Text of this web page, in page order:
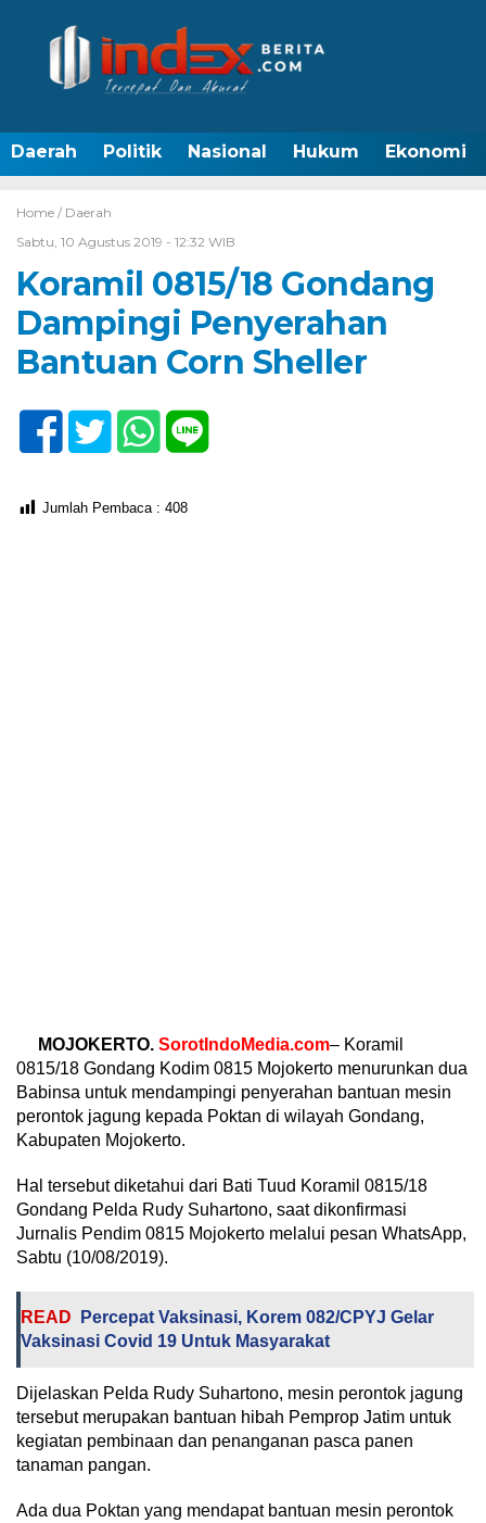
Daerah Politik Nasional Hukum Ekonomi
Home / Daerah
Sabtu, 10 Agustus 2019 - 12:32 WIB
Koramil 0815/18 Gondang
Dampingi Penyerahan
Bantuan Corn Sheller
Jumlah Pembaca : 408
MOJOKERTO. SorotIndoMedia.com– Koramil
0815/18 Gondang Kodim 0815 Mojokerto menurunkan dua
Babinsa untuk mendampingi penyerahan bantuan mesin
perontok jagung kepada Poktan di wilayah Gondang,
Kabupaten Mojokerto.
Hal tersebut diketahui dari Bati Tuud Koramil 0815/18
Gondang Pelda Rudy Suhartono, saat dikonfirmasi
Jurnalis Pendim 0815 Mojokerto melalui pesan WhatsApp,
Sabtu (10/08/2019).
READ
Percepat Vaksinasi, Korem 082/CPYJ Gelar
Vaksinasi Covid 19 Untuk Masyarakat
Dijelaskan Pelda Rudy Suhartono, mesin perontok jagung
tersebut merupakan bantuan hibah Pemprop Jatim untuk
kegiatan pembinaan dan penanganan pasca panen
tanaman pangan.
Ada dua Poktan yang mendapat bantuan mesin perontok